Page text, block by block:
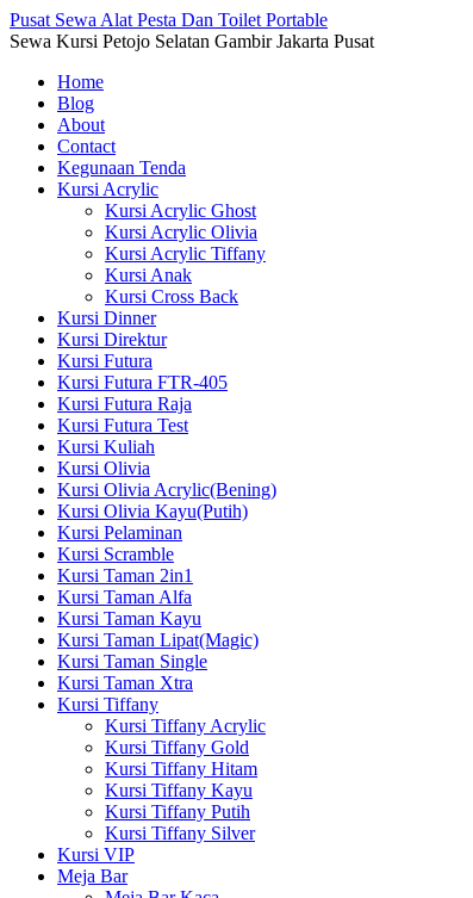
Pusat Sewa Alat Pesta Dan Toilet Portable
Sewa Kursi Petojo Selatan Gambir Jakarta Pusat
Home
Blog
About
Contact
Kegunaan Tenda
Kursi Acrylic
Kursi Acrylic Ghost
Kursi Acrylic Olivia
Kursi Acrylic Tiffany
Kursi Anak
Kursi Cross Back
Kursi Dinner
Kursi Direktur
Kursi Futura
Kursi Futura FTR-405
Kursi Futura Raja
Kursi Futura Test
Kursi Kuliah
Kursi Olivia
Kursi Olivia Acrylic(Bening)
Kursi Olivia Kayu(Putih)
Kursi Pelaminan
Kursi Scramble
Kursi Taman 2in1
Kursi Taman Alfa
Kursi Taman Kayu
Kursi Taman Lipat(Magic)
Kursi Taman Single
Kursi Taman Xtra
Kursi Tiffany
Kursi Tiffany Acrylic
Kursi Tiffany Gold
Kursi Tiffany Hitam
Kursi Tiffany Kayu
Kursi Tiffany Putih
Kursi Tiffany Silver
Kursi VIP
Meja Bar